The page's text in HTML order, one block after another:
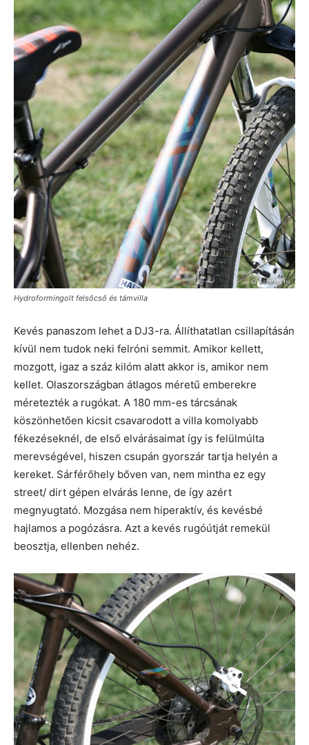
Hydroformingolt felsőcső és támvilla
Kevés panaszom lehet a DJ3-ra. Állíthatatlan csillapításán
kívül nem tudok neki felróni semmit. Amikor kellett,
mozgott, igaz a száz kilóm alatt akkor is, amikor nem
kellet. Olaszországban átlagos méretű emberekre
méretezték a rugókat. A 180 mm-es tárcsának
köszönhetően kicsit csavarodott a villa komolyabb
fékezéseknél, de első elvárásaimat így is felülmúlta
merevségével, hiszen csupán gyorszár tartja helyén a
kereket. Sárférőhely bőven van, nem mintha ez egy
street/ dirt gépen elvárás lenne, de így azért
megnyugtató. Mozgása nem hiperaktív, és kevésbé
hajlamos a pogózásra. Azt a kevés rugóútját remekül
beosztja, ellenben nehéz.